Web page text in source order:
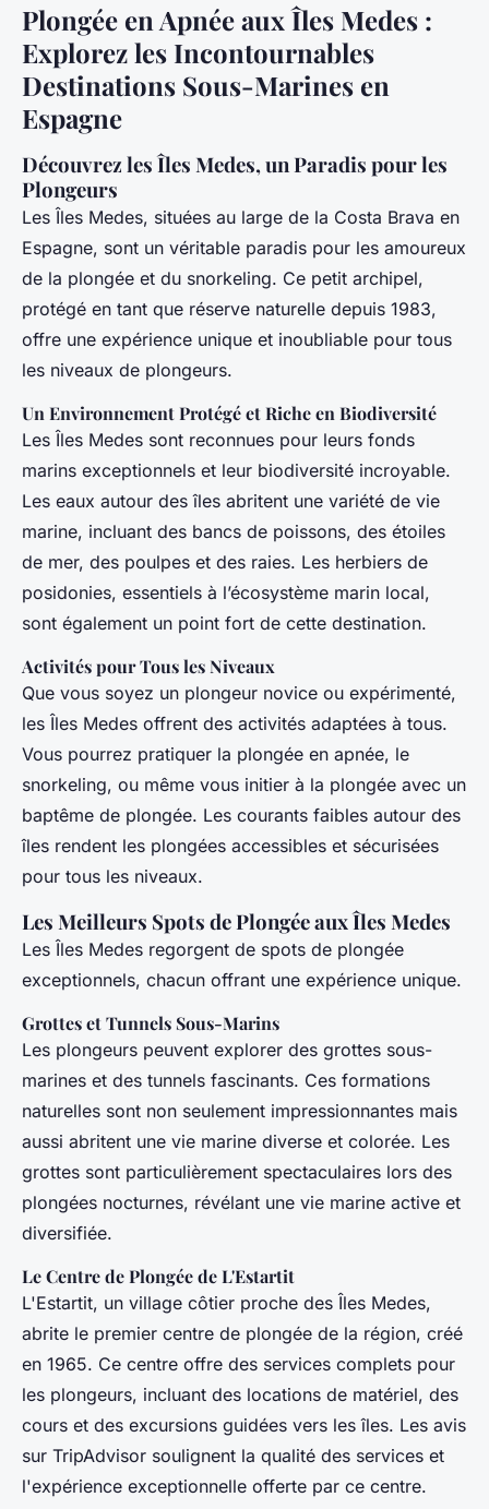
Plongée en Apnée aux Îles Medes :
Explorez les Incontournables
Destinations Sous-Marines en
Espagne
Découvrez les Îles Medes, un Paradis pour les
Plongeurs
Les Îles Medes, situées au large de la Costa Brava en
Espagne, sont un véritable paradis pour les amoureux
de la plongée et du snorkeling. Ce petit archipel,
protégé en tant que réserve naturelle depuis 1983,
offre une expérience unique et inoubliable pour tous
les niveaux de plongeurs.
Un Environnement Protégé et Riche en Biodiversité
Les Îles Medes sont reconnues pour leurs fonds
marins exceptionnels et leur biodiversité incroyable.
Les eaux autour des îles abritent une variété de vie
marine, incluant des bancs de poissons, des étoiles
de mer, des poulpes et des raies. Les herbiers de
posidonies, essentiels à l’écosystème marin local,
sont également un point fort de cette destination.
Activités pour Tous les Niveaux
Que vous soyez un plongeur novice ou expérimenté,
les Îles Medes offrent des activités adaptées à tous.
Vous pourrez pratiquer la plongée en apnée, le
snorkeling, ou même vous initier à la plongée avec un
baptême de plongée. Les courants faibles autour des
îles rendent les plongées accessibles et sécurisées
pour tous les niveaux.
Les Meilleurs Spots de Plongée aux Îles Medes
Les Îles Medes regorgent de spots de plongée
exceptionnels, chacun offrant une expérience unique.
Grottes et Tunnels Sous-Marins
Les plongeurs peuvent explorer des grottes sous-
marines et des tunnels fascinants. Ces formations
naturelles sont non seulement impressionnantes mais
aussi abritent une vie marine diverse et colorée. Les
grottes sont particulièrement spectaculaires lors des
plongées nocturnes, révélant une vie marine active et
diversifiée.
Le Centre de Plongée de L'Estartit
L'Estartit, un village côtier proche des Îles Medes,
abrite le premier centre de plongée de la région, créé
en 1965. Ce centre offre des services complets pour
les plongeurs, incluant des locations de matériel, des
cours et des excursions guidées vers les îles. Les avis
sur TripAdvisor soulignent la qualité des services et
l'expérience exceptionnelle offerte par ce centre.